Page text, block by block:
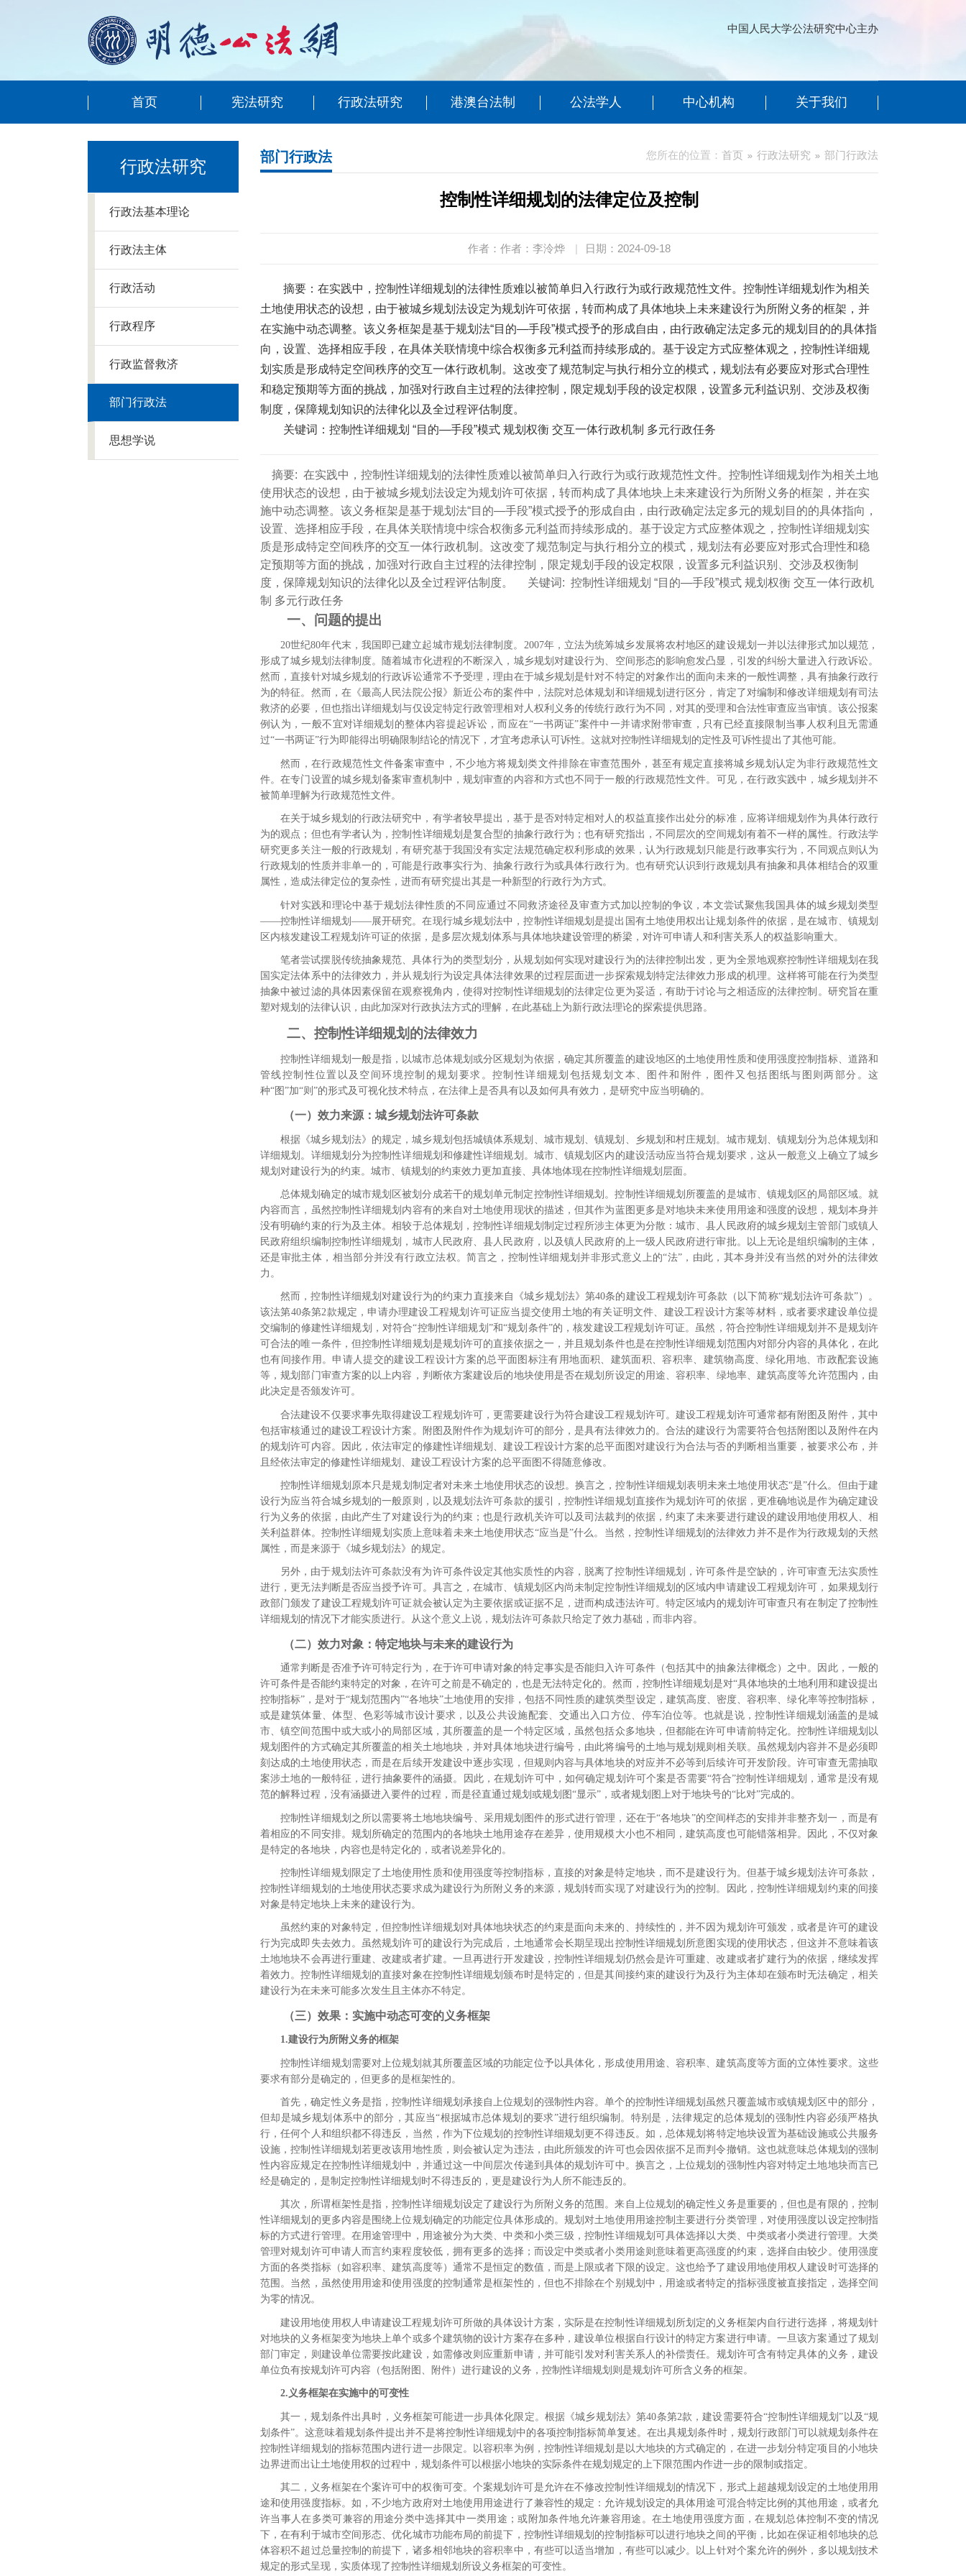
中国人民大学公法研究中心主办
首页 宪法研究 行政法研究 港澳台法制 公法学人 中心机构 关于我们
行政法研究
行政法基本理论
行政法主体
行政活动
行政程序
行政监督救济
部门行政法
思想学说
您所在的位置： 首页 行政法研究 部门行政法
部门行政法
控制性详细规划的法律定位及控制
作者：作者：李泠烨 | 日期：2024-09-18
摘要：在实践中，控制性详细规划的法律性质难以被简单归入行政行为或行政规范性文件。控制性详细规划作为相关
土地使用状态的设想，由于被城乡规划法设定为规划许可依据，转而构成了具体地块上未来建设行为所附义务的框架，并
在实施中动态调整。该义务框架是基于规划法“目的―手段”模式授予的形成自由，由行政确定法定多元的规划目的的具体指
向，设置、选择相应手段，在具体关联情境中综合权衡多元利益而持续形成的。基于设定方式应整体观之，控制性详细规
划实质是形成特定空间秩序的交互一体行政机制。这改变了规范制定与执行相分立的模式，规划法有必要应对形式合理性
和稳定预期等方面的挑战，加强对行政自主过程的法律控制，限定规划手段的设定权限，设置多元利益识别、交涉及权衡
制度，保障规划知识的法律化以及全过程评估制度。
关键词：控制性详细规划 “目的―手段”模式 规划权衡 交互一体行政机制 多元行政任务
摘要: 在实践中，控制性详细规划的法律性质难以被简单归入行政行为或行政规范性文件。控制性详细规划作为相关土地
使用状态的设想，由于被城乡规划法设定为规划许可依据，转而构成了具体地块上未来建设行为所附义务的框架，并在实
施中动态调整。该义务框架是基于规划法“目的―手段”模式授予的形成自由，由行政确定法定多元的规划目的的具体指向，
设置、选择相应手段，在具体关联情境中综合权衡多元利益而持续形成的。基于设定方式应整体观之，控制性详细规划实
质是形成特定空间秩序的交互一体行政机制。这改变了规范制定与执行相分立的模式，规划法有必要应对形式合理性和稳
定预期等方面的挑战，加强对行政自主过程的法律控制，限定规划手段的设定权限，设置多元利益识别、交涉及权衡制
度，保障规划知识的法律化以及全过程评估制度。
关键词: 控制性详细规划 “目的―手段”模式 规划权衡 交互一体行政机
制 多元行政任务
一、问题的提出
20世纪80年代末，我国即已建立起城市规划法律制度。 2007年，立法为统筹城乡发展将农村地区的建设规划一并以法律形式加以规范，
形成了城乡规划法律制度。随着城市化进程的不断深入，城乡规划对建设行为、空间形态的影响愈发凸显，引发的纠纷大量进入行政诉讼。
然而，直接针对城乡规划的行政诉讼通常不予受理，理由在于城乡规划是针对不特定的对象作出的面向未来的一般性调整，具有抽象行政行
为的特征。然而，在《最高人民法院公报》新近公布的案件中，法院对总体规划和详细规划进行区分，肯定了对编制和修改详细规划有司法
救济的必要，但也指出详细规划与仅设定特定行政管理相对人权利义务的传统行政行为不同，对其的受理和合法性审查应当审慎。该公报案
例认为，一般不宜对详细规划的整体内容提起诉讼，而应在“一书两证”案件中一并请求附带审查，只有已经直接限制当事人权利且无需通
过“一书两证”行为即能得出明确限制结论的情况下，才宜考虑承认可诉性。 这就对控制性详细规划的定性及可诉性提出了其他可能。
然而，在行政规范性文件备案审查中，不少地方将规划类文件排除在审查范围外， 甚至有规定直接将城乡规划认定为非行政规范性文
件。在专门设置的城乡规划备案审查机制中，规划审查的内容和方式也不同于一般的行政规范性文件。 可见，在行政实践中，城乡规划并不
被简单理解为行政规范性文件。
在关于城乡规划的行政法研究中，有学者较早提出，基于是否对特定相对人的权益直接作出处分的标准，应将详细规划作为具体行政行
为的观点； 但也有学者认为，控制性详细规划是复合型的抽象行政行为；也有研究指出，不同层次的空间规划有着不一样的属性。行政法学
研究更多关注一般的行政规划，有研究基于我国没有实定法规范确定权利形成的效果，认为行政规划只能是行政事实行为，不同观点则认为
行政规划的性质并非单一的，可能是行政事实行为、抽象行政行为或具体行政行为。也有研究认识到行政规划具有抽象和具体相结合的双重
属性，造成法律定位的复杂性， 进而有研究提出其是一种新型的行政行为方式。
针对实践和理论中基于规划法律性质的不同应通过不同救济途径及审查方式加以控制的争议，本文尝试聚焦我国具体的城乡规划类型
――控制性详细规划――展开研究。在现行城乡规划法中，控制性详细规划是提出国有土地使用权出让规划条件的依据，是在城市、镇规划
区内核发建设工程规划许可证的依据， 是多层次规划体系与具体地块建设管理的桥梁，对许可申请人和利害关系人的权益影响重大 。
笔者尝试摆脱传统抽象规范、具体行为的类型划分，从规划如何实现对建设行为的法律控制出发，更为全景地观察控制性详细规划在我
国实定法体系中的法律效力，并从规划行为设定具体法律效果的过程层面进一步探索规划特定法律效力形成的机理。这样将可能在行为类型
抽象中被过滤的具体因素保留在观察视角内， 使得对控制性详细规划的法律定位更为妥适，有助于讨论与之相适应的法律控制。研究旨在重
塑对规划的法律认识，由此加深对行政执法方式的理解，在此基础上为新行政法理论的探索提供思路。
二、控制性详细规划的法律效力
控制性详细规划一般是指，以城市总体规划或分区规划为依据，确定其所覆盖的建设地区的土地使用性质和使用强度控制指标、道路和
管线控制性位置以及空间环境控制的规划要求。控制性详细规划包括规划文本、图件和附件，图件又包括图纸与图则两部分。这
种“图”加“则”的形式及可视化技术特点，在法律上是否具有以及如何具有效力，是研究中应当明确的。
（一）效力来源：城乡规划法许可条款
根据《城乡规划法》的规定，城乡规划包括城镇体系规划、城市规划、镇规划、乡规划和村庄规划。城市规划、镇规划分为总体规划和
详细规划。详细规划分为控制性详细规划和修建性详细规划。 城市、镇规划区内的建设活动应当符合规划要求， 这从一般意义上确立了城乡
规划对建设行为的约束。城市、镇规划的约束效力更加直接、具体地体现在控制性详细规划层面。
总体规划确定的城市规划区被划分成若干的规划单元制定控制性详细规划。控制性详细规划所覆盖的是城市、镇规划区的局部区域。就
内容而言，虽然控制性详细规划内容有的来自对土地使用现状的描述，但其作为蓝图更多是对地块未来使用用途和强度的设想，规划本身并
没有明确约束的行为及主体。相较于总体规划，控制性详细规划制定过程所涉主体更为分散：城市、县人民政府的城乡规划主管部门或镇人
民政府组织编制控制性详细规划，城市人民政府、县人民政府，以及镇人民政府的上一级人民政府进行审批。
以上无论是组织编制的主体，
还是审批主体，相当部分并没有行政立法权。简言之，控制性详细规划并非形式意义上的“法”，由此，其本身并没有当然的对外的法律效
力。
然而，控制性详细规划对建设行为的约束力直接来自《城乡规划法》第40条的建设工程规划许可条款（以下简称“规划法许可条款”）。
该法第40条第2款规定，申请办理建设工程规划许可证应当提交使用土地的有关证明文件、建设工程设计方案等材料，或者要求建设单位提
交编制的修建性详细规划，对符合“控制性详细规划”和“规划条件”的，核发建设工程规划许可证。虽然，符合控制性详细规划并不是规划许
可合法的唯一条件， 但控制性详细规划是规划许可的直接依据之一，并且规划条件也是在控制性详细规划范围内对部分内容的具体化，在此
也有间接作用。申请人提交的建设工程设计方案的总平面图标注有用地面积、建筑面积、容积率、建筑物高度、绿化用地、市政配套设施
等，规划部门审查方案的以上内容，判断依方案建设后的地块使用是否在规划所设定的用途、容积率、绿地率、建筑高度等允许范围内，由
此决定是否颁发许可。
合法建设不仅要求事先取得建设工程规划许可，更需要建设行为符合建设工程规划许可。建设工程规划许可通常都有附图及附件，其中
包括审核通过的建设工程设计方案。附图及附件作为规划许可的部分，是具有法律效力的。合法的建设行为需要符合包括附图以及附件在内
的规划许可内容。因此，依法审定的修建性详细规划、建设工程设计方案的总平面图对建设行为合法与否的判断相当重要，被要求公布，并
且经依法审定的修建性详细规划、建设工程设计方案的总平面图不得随意修改。
控制性详细规划原本只是规划制定者对未来土地使用状态的设想。换言之，控制性详细规划表明未来土地使用状态“是”什么。但由于建
设行为应当符合城乡规划的一般原则，以及规划法许可条款的援引，控制性详细规划直接作为规划许可的依据，更准确地说是作为确定建设
行为义务的依据，由此产生了对建设行为的约束；也是行政机关许可以及司法裁判的依据，约束了未来要进行建设的建设用地使用权人、相
关利益群体。 控制性详细规划实质上意味着未来土地使用状态“应当是”什么。当然，控制性详细规划的法律效力并不是作为行政规划的天然
属性，而是来源于《城乡规划法》的规定。
另外，由于规划法许可条款没有为许可条件设定其他实质性的内容，脱离了控制性详细规划，许可条件是空缺的，许可审查无法实质性
进行，更无法判断是否应当授予许可。具言之，在城市、镇规划区内尚未制定控制性详细规划的区域内申请建设工程规划许可，如果规划行
政部门颁发了建设工程规划许可证就会被认定为主要依据或证据不足，进而构成违法许可。 特定区域内的规划许可审查只有在制定了控制性
详细规划的情况下才能实质进行。从这个意义上说，规划法许可条款只给定了效力基础，而非内容。
（二）效力对象：特定地块与未来的建设行为
通常判断是否准予许可特定行为，在于许可申请对象的特定事实是否能归入许可条件（包括其中的抽象法律概念）之中。因此，一般的
许可条件是否能约束特定的对象，在许可之前是不确定的，也是无法特定化的。然而，控制性详细规划是对“具体地块的土地利用和建设提出
控制指标”，是对于“规划范围内”“各地块”土地使用的安排，包括不同性质的建筑类型设定，建筑高度、密度、容积率、绿化率等控制指标，
或是建筑体量、体型、色彩等城市设计要求，以及公共设施配套、交通出入口方位、停车泊位等。 也就是说，控制性详细规划涵盖的是城
市、镇空间范围中或大或小的局部区域，其所覆盖的是一个特定区域，虽然包括众多地块，但都能在许可申请前特定化。控制性详细规划以
规划图件的方式确定其所覆盖的相关土地地块，并对具体地块进行编号，由此将编号的土地与规划规则相关联。虽然规划内容并不是必须即
刻达成的土地使用状态，而是在后续开发建设中逐步实现，但规则内容与具体地块的对应并不必等到后续许可开发阶段。许可审查无需抽取
案涉土地的一般特征，进行抽象要件的涵摄。因此，在规划许可中，如何确定规划许可个案是否需要“符合”控制性详细规划，通常是没有规
范的解释过程，没有涵摄进入要件的过程，而是径直通过规划或规划图“显示”， 或者规划图上对于地块号的“比对”完成的。
控制性详细规划之所以需要将土地地块编号、采用规划图件的形式进行管理，还在于“各地块”的空间样态的安排并非整齐划一，而是有
着相应的不同安排。规划所确定的范围内的各地块土地用途存在差异，使用规模大小也不相同，建筑高度也可能错落相异。因此，不仅对象
是特定的各地块，内容也是特定化的，或者说差异化的。
控制性详细规划限定了土地使用性质和使用强度等控制指标， 直接的对象是特定地块，而不是建设行为。但基于城乡规划法许可条款，
控制性详细规划的土地使用状态要求成为建设行为所附义务的来源，规划转而实现了对建设行为的控制。因此，控制性详细规划约束的间接
对象是特定地块上未来的建设行为。
虽然约束的对象特定，但控制性详细规划对具体地块状态的约束是面向未来的、持续性的，并不因为规划许可颁发，或者是许可的建设
行为完成即失去效力。 虽然规划许可的建设行为完成后，土地通常会长期呈现出控制性详细规划所意图实现的使用状态，但这并不意味着该
土地地块不会再进行重建、改建或者扩建。一旦再进行开发建设，控制性详细规划仍然会是许可重建、改建或者扩建行为的依据，继续发挥
着效力。控制性详细规划的直接对象在控制性详细规划颁布时是特定的，但是其间接约束的建设行为及行为主体却在颁布时无法确定，相关
建设行为在未来可能多次发生且主体亦不特定。
（三）效果：实施中动态可变的义务框架
1.建设行为所附义务的框架
控制性详细规划需要对上位规划就其所覆盖区域的功能定位予以具体化，形成使用用途、容积率、建筑高度等方面的立体性要求。这些
要求有部分是确定的，但更多的是框架性的。
首先，确定性义务是指，控制性详细规划承接自上位规划的强制性内容。单个的控制性详细规划虽然只覆盖城市或镇规划区中的部分，
但却是城乡规划体系中的部分，其应当“根据城市总体规划的要求”进行组织编制。 特别是，法律规定的总体规划的强制性内容 必须严格执
行，任何个人和组织都不得违反，当然，作为下位规划的控制性详细规划更不得违反。 如，总体规划将特定地块设置为基础设施或公共服务
设施，控制性详细规划若更改该用地性质，则会被认定为违法，由此所颁发的许可也会因依据不足而判令撤销。 这也就意味总体规划的强制
性内容应规定在控制性详细规划中，并通过这一中间层次传递到具体的规划许可中。换言之，上位规划的强制性内容对特定土地地块而言已
经是确定的，是制定控制性详细规划时不得违反的，更是建设行为人所不能违反的。
其次，所谓框架性是指，控制性详细规划设定了建设行为所附义务的范围。来自上位规划的确定性义务是重要的，但也是有限的，控制
性详细规划的更多内容是围绕上位规划确定的功能定位具体形成的。规划对土地使用用途控制主要进行分类管理，对使用强度以设定控制指
标的方式进行管理。在用途管理中，用途被分为大类、中类和小类三级，控制性详细规划可具体选择以大类、中类或者小类进行管理。大类
管理对规划许可申请人而言约束程度较低，拥有更多的选择；而设定中类或者小类用途则意味着更高强度的约束，选择自由较少。使用强度
方面的各类指标（如容积率、建筑高度等）通常不是恒定的数值，而是上限或者下限的设定。这也给予了建设用地使用权人建设时可选择的
范围。当然，虽然使用用途和使用强度的控制通常是框架性的，但也不排除在个别规划中，用途或者特定的指标强度被直接指定，选择空间
为零的情况。
建设用地使用权人申请建设工程规划许可所做的具体设计方案，实际是在控制性详细规划所划定的义务框架内自行进行选择，将规划针
对地块的义务框架变为地块上单个或多个建筑物的设计方案存在多种，建设单位根据自行设计的特定方案进行申请。一旦该方案通过了规划
部门审定，则建设单位需要按此建设，如需修改则应重新申请，并可能引发对利害关系人的补偿责任。 规划许可含有特定具体的义务，建设
单位负有按规划许可内容（包括附图、附件）进行建设的义务， 控制性详细规划则是规划许可所含义务的框架。
2. 义务框架在实施中的可变性
其一，规划条件出具时，义务框架可能进一步具体化限定。根据《城乡规划法》第40条第2款，建设需要符合“控制性详细规划”以及“规
划条件”。这意味着规划条件提出并不是将控制性详细规划中的各项控制指标简单复述。在出具规划条件时，规划行政部门可以就规划条件在
控制性详细规划的指标范围内进行进一步限定。以容积率为例，控制性详细规划是以大地块的方式确定的，在进一步划分特定项目的小地块
边界进而出让土地使用权的过程中，规划条件可以根据小地块的实际条件在规划规定的上下限范围内作进一步的限制或指定。
其二，义务框架在个案许可中的权衡可变。个案规划许可是允许在不修改控制性详细规划的情况下，形式上超越规划设定的土地使用用
途和使用强度指标。 如，不少地方政府对土地使用用途进行了兼容性的规定：允许规划设定的具体用途可混合特定比例的其他用途，或者允
许当事人在多类可兼容的用途分类中选择其中一类用途；或附加条件地允许兼容用途 。在土地使用强度方面，在规划总体控制不变的情况
下，在有利于城市空间形态、优化城市功能布局的前提下，控制性详细规划的控制指标可以进行地块之间的平衡，比如在保证相邻地块的总
体容积不超过总量控制的前提下，诸多相邻地块的容积率中，有些可以适当增加，有些可以减少。
以上针对个案允许的例外，多以规划技术
规定的形式呈现，实质体现了控制性详细规划所设义务框架的可变性。